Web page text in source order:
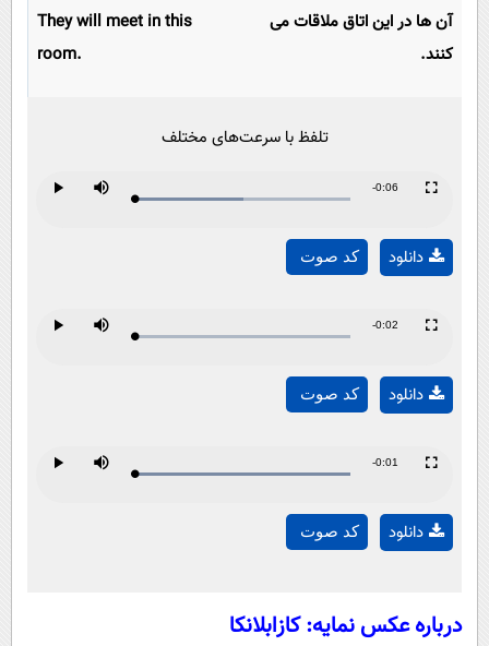
آن ها در این اتاق ملاقات می
کنند.
They will meet in this
room.
تلفظ با سرعت‌های مختلف
Video
Loaded:
Progress:
Remaining
-0:06
کد صوت دانلود
Video
Loaded:
Progress:
Remaining
-0:02
کد صوت دانلود
Video
Loaded:
Progress:
Remaining
-0:01
کد صوت دانلود
درباره عکس نمایه: کازابلانکا